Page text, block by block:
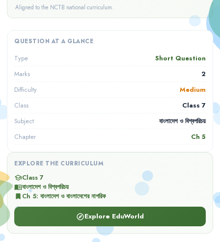
Aligned to the NCTB national curriculum.
QUESTION AT A GLANCE
Type Short Question
Marks 2
Difficulty Medium
Class Class 7
Subject বাংলাদেশ ও বিশ্বপরিচয়
Chapter Ch 5
EXPLORE THE CURRICULUM
schoolClass 7
menu_bookবাংলাদেশ ও বিশ্বপরিচয়
bookmark Ch 5: বাংলাদেশ ও বাংলাদেশের নাগরিক
exploreExplore EduWorld